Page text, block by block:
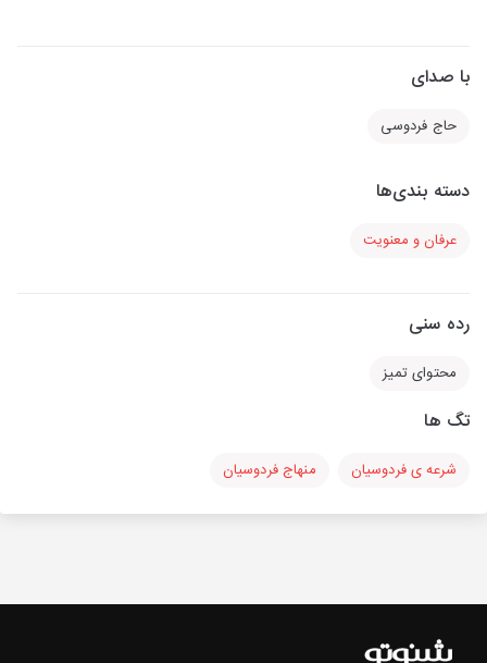
با صدای
حاج فردوسی
دسته بندی‌ها
عرفان و معنویت
رده سنی
محتوای تمیز
تگ ها
شرعه ی فردوسیان منهاج فردوسیان